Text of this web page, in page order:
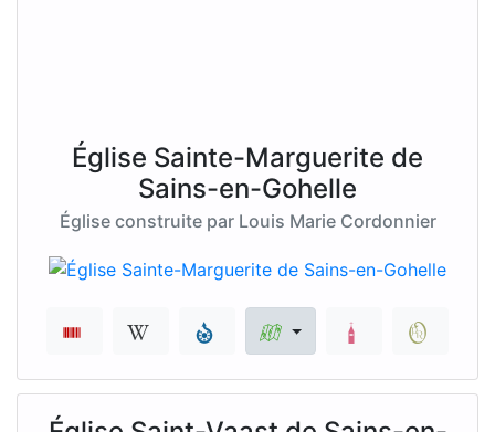
Église Sainte-Marguerite de
Sains-en-Gohelle
Église construite par Louis Marie Cordonnier